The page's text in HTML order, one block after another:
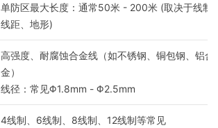
单防区最大长度：通常50米 - 200米 (取决于线制
线距、地形)
高强度、耐腐蚀合金线（如不锈钢、铜包钢、铝合
金）
线径：常见Φ1.8mm - Φ2.5mm
4线制、6线制、8线制、12线制等常见